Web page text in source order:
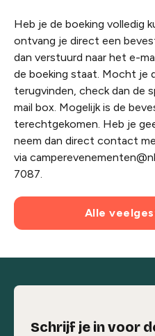
Heb je de boeking volledig
ontvang je direct een
dan verstuurd naar het e-
de boeking staat. Mocht je
terugvinden, check dan de
mail box. Mogelijk is de
terechtgekomen. Heb je
neem dan direct contact
via
7087.
Alle
Schrijf je in voor